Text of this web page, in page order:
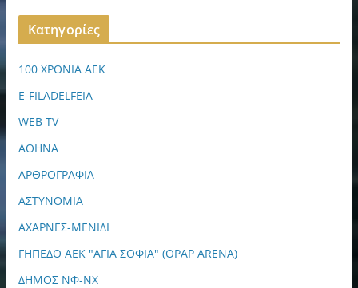
Kατηγορίες
100 ΧΡΟΝΙΑ ΑΕΚ
E-FILADELFEIA
WEB TV
ΑΘΗΝΑ
ΑΡΘΡΟΓΡΑΦΙΑ
ΑΣΤΥΝΟΜΙΑ
ΑΧΑΡΝΕΣ-ΜΕΝΙΔΙ
ΓΗΠΕΔΟ ΑΕΚ "ΑΓΙΑ ΣΟΦΙΑ" (OPAP ARENA)
ΔΗΜΟΣ ΝΦ-ΝΧ